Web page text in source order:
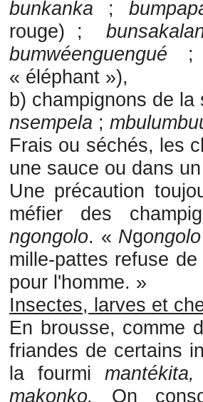
bunkanka ;
rouge) ;
bumwéenguengué
« éléphant »),
b) champignons de la
nsempela ;
Frais ou séchés, les
une sauce ou dans
Une précaution
méfier des
ngongolo. « Ng
mille-pattes refuse
pour l'homme. »
Insectes, larves et
En brousse, comme
friandes de certains
la fourmi mantékita,
makonko. On